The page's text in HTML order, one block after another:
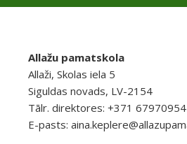
Allažu pamatskola
Allaži, Skolas iela 5
Siguldas novads, LV-2154
Tālr. direktores: +371 67970954
E-pasts: